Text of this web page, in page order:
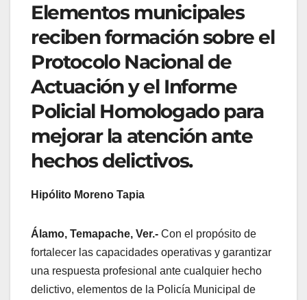
Elementos municipales
reciben formación sobre el
Protocolo Nacional de
Actuación y el Informe
Policial Homologado para
mejorar la atención ante
hechos delictivos.
Hipólito Moreno Tapia
Álamo, Temapache, Ver.- Con el propósito de
fortalecer las capacidades operativas y garantizar
una respuesta profesional ante cualquier hecho
delictivo, elementos de la Policía Municipal de